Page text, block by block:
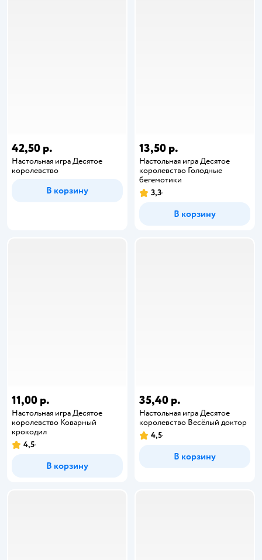
42,50 р.
Настольная игра Десятое
королевство
В корзину
13,50 р.
Настольная игра Десятое
королевство Голодные
бегемотики
3,3
В корзину
11,00 р.
Настольная игра Десятое
королевство Коварный
крокодил
4,5
В корзину
35,40 р.
Настольная игра Десятое
королевство Весёлый доктор
4,5
В корзину